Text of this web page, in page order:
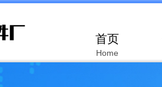
首页
Home